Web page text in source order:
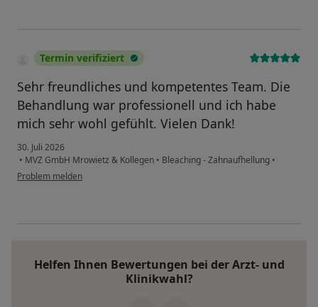
Termin verifiziert
Sehr freundliches und kompetentes Team. Die
Behandlung war professionell und ich habe
mich sehr wohl gefühlt. Vielen Dank!
30. Juli 2026
• MVZ GmbH Mrowietz & Kollegen • Bleaching - Zahnaufhellung •
Problem melden
Helfen Ihnen Bewertungen bei der Arzt- und
Klinikwahl?